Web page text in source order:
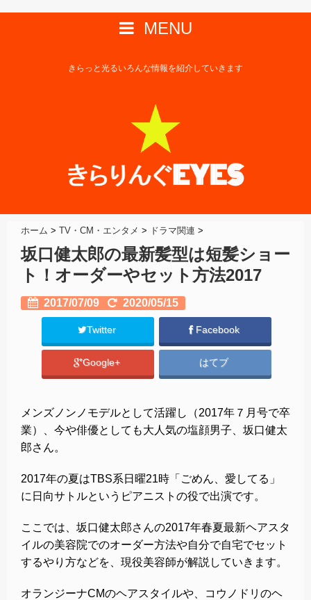
MENU
きらっと光るいろんな情報を紹介していきます
ホーム > TV・CM・エンタメ > ドラマ関連 >
坂口健太郎の最新髪型は短髪ショー
ト！オーダーやセット方法2017
2017/07/09 2020/05/15
Twitter Facebook
Google+ はてブ
メンズノンノモデルとして活躍し（2017年７月号で卒
業）、今や俳優としても大人気の塩顔男子、坂口健太
郎さん。
2017年の夏はTBS系日曜21時「ごめん、愛してる」
に日向サトルというピアニストの役で出演です。
ここでは、坂口健太郎さんの2017年春夏最新ヘアスタ
イルの美容院でのオーダー方法や自分で自宅でセット
するやり方などを、現役美容師が解説していきます。
オランジーナCMのヘアスタイルや、コウノドリのヘ